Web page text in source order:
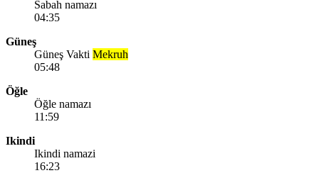
Sabah namazı
04:35
Güneş
Güneş Vakti Mekruh
05:48
Öğle
Öğle namazı
11:59
Ikindi
Ikindi namazi
16:23